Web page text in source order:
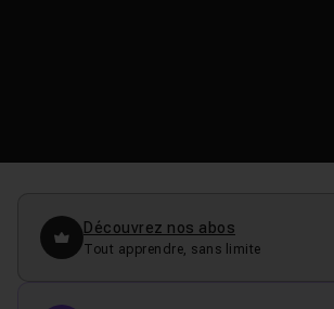
Découvrez nos abos
Tout apprendre, sans limite